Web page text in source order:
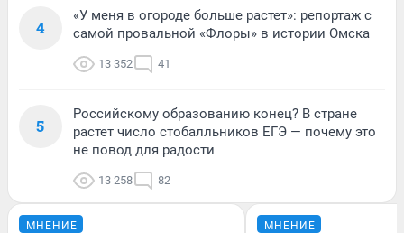
4
«У меня в огороде больше растет»: репортаж с
самой провальной «Флоры» в истории Омска
13 352 41
5
Российскому образованию конец? В стране
растет число стобалльников ЕГЭ — почему это
не повод для радости
13 258 82
МНЕНИЕ МНЕНИЕ